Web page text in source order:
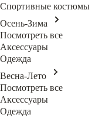
Спортивные костюмы
Осень-Зима
Посмотреть все
Аксессуары
Одежда
Весна-Лето
Посмотреть все
Аксессуары
Одежда